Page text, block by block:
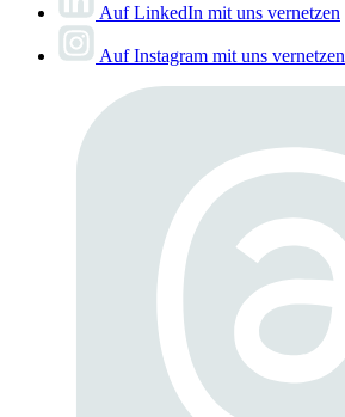
Auf LinkedIn mit uns vernetzen
Auf Instagram mit uns vernetzen